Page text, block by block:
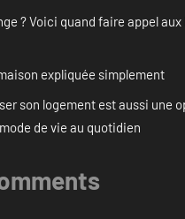
? Voici quand faire appel aux
expliquée simplement
son logement est aussi une
de vie au quotidien